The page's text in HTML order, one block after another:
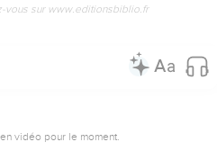
vous sur www.editionsbiblio.fr
vidéo pour le moment.